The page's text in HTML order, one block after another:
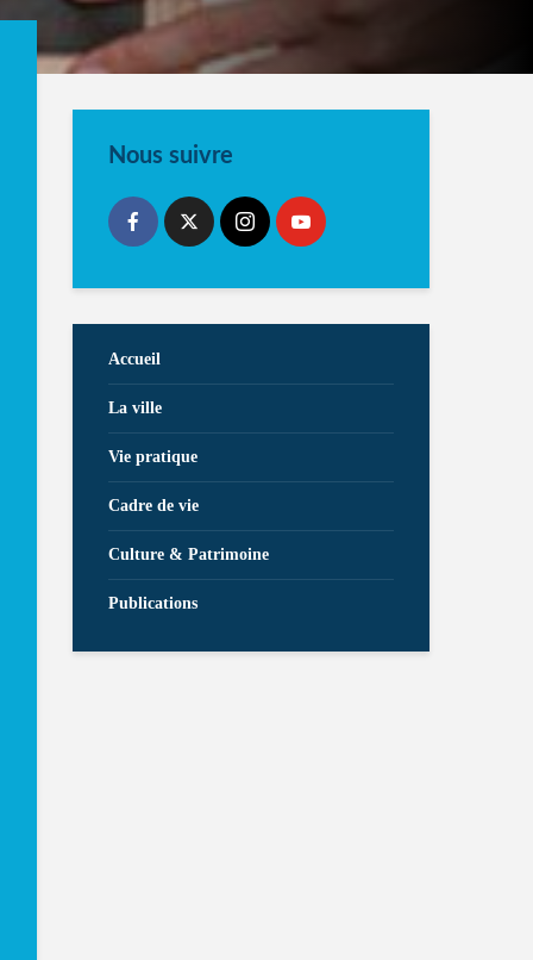
Nous suivre
Accueil
La ville
Vie pratique
Cadre de vie
Culture & Patrimoine
Publications